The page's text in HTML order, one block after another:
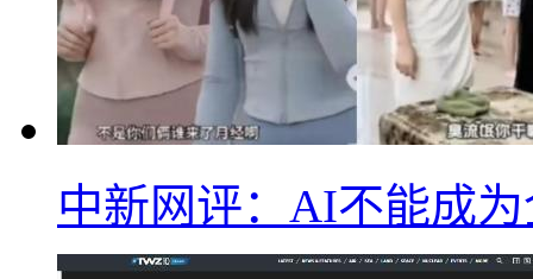
中新网评：AI不能成